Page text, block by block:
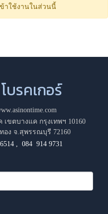
าใช้งานในส่วนนี้
บรคเกอร์
ขตบางแค กรุงเทพฯ 10160
อง จ.สุพรรณบุรี 72160
,084 914 9731